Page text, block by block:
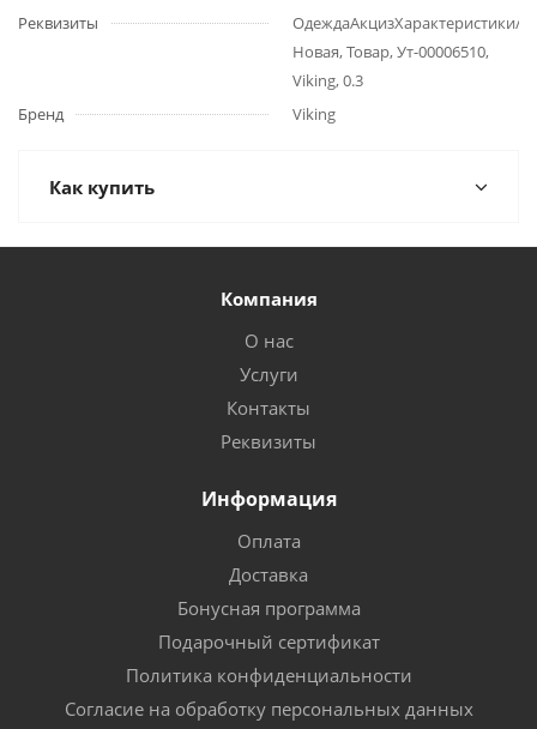
Реквизиты
ОдеждаАкцизХарактеристики/
Новая, Товар, Ут-00006510,
Viking, 0.3
Бренд
Viking
Как купить
Компания
О нас
Услуги
Контакты
Реквизиты
Информация
Оплата
Доставка
Бонусная программа
Подарочный сертификат
Политика конфиденциальности
Согласие на обработку персональных данных